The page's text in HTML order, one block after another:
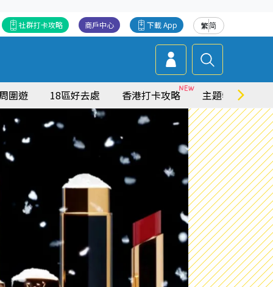
繁简
下載 App
商戶中心
社群打卡攻略
圍遊 18區好去處 香港打卡攻略 主題特集